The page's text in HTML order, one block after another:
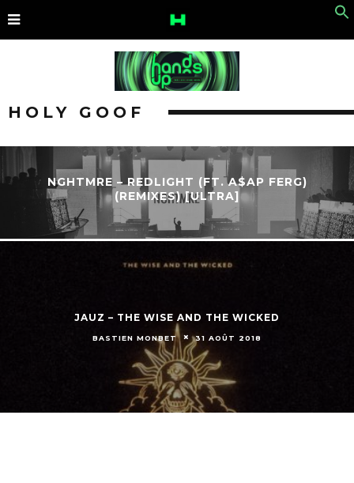
HOLY GOOF
NGHTMRE – REDLIGHT (FT. A$AP FERG)
(REMIXES) [ULTRA]
JAUZ – THE WISE AND THE WICKED
BASTIEN MONBET 31 AOÛT 2018